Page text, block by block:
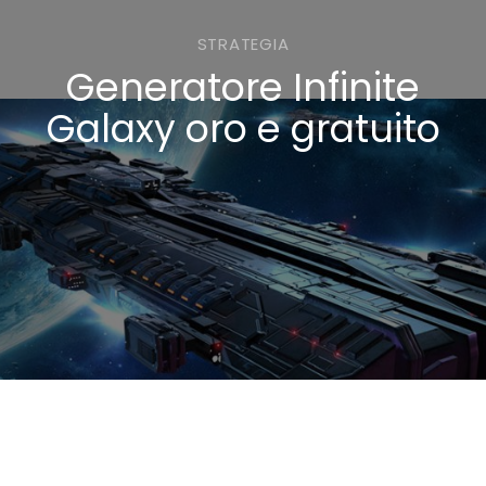
STRATEGIA
Generatore Infinite
Galaxy oro e gratuito